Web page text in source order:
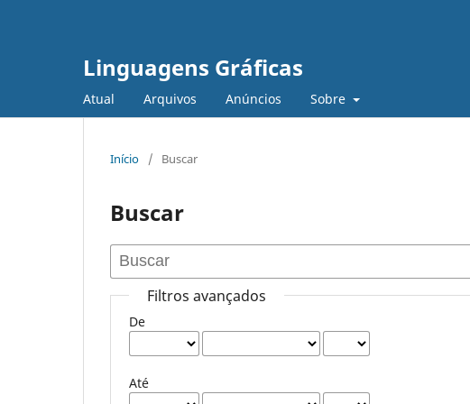
Linguagens Gráficas
Atual Arquivos Anúncios Sobre
Início / Buscar
Buscar
Filtros avançados
De
Até